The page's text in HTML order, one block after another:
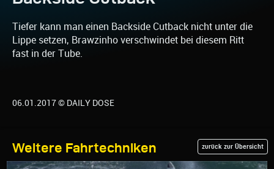
Tiefer kann man einen Backside Cutback nicht unter die
Lippe setzen, Brawzinho verschwindet bei diesem Ritt
fast in der Tube.
06.01.2017 © DAILY DOSE
Weitere Fahrtechniken zurück zur Übersicht